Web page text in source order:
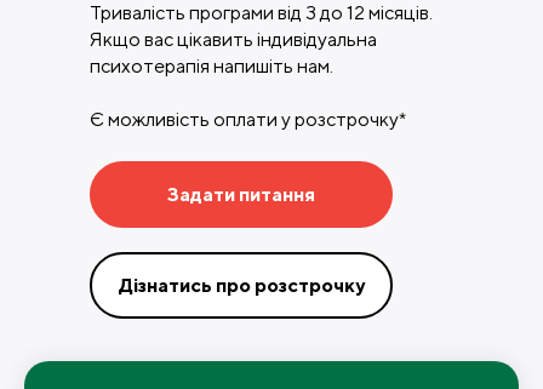
Задати питання
Дізнатись про розстрочку
Тривалість програми від 3 до 12 місяців.
Якщо вас цікавить індивідуальна
психотерапія напишіть нам.
Є можливість оплати у розстрочку*